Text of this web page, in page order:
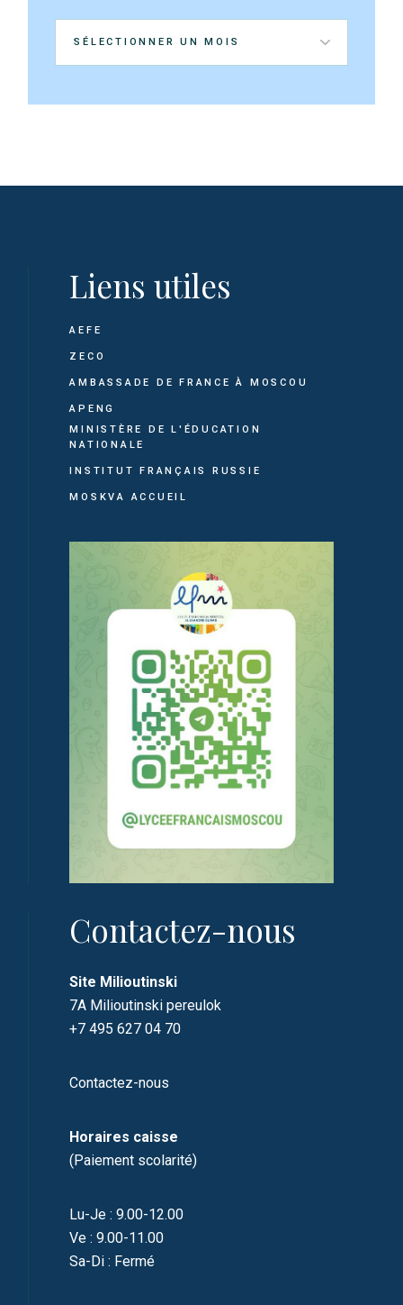
Archives
Liens utiles
AEFE
ZECO
AMBASSADE DE FRANCE À MOSCOU
APENG
MINISTÈRE DE L'ÉDUCATION
NATIONALE
INSTITUT FRANÇAIS RUSSIE
MOSKVA ACCUEIL
Contactez-nous
Site Milioutinski
7A Milioutinski pereulok
+7 495 627 04 70
Contactez-nous
Horaires caisse
(Paiement scolarité)
Lu-Je : 9.00-12.00
Ve : 9.00-11.00
Sa-Di : Fermé